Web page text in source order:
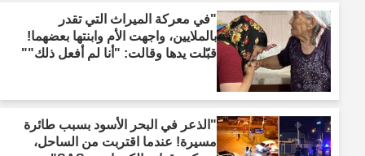
"في معركة الميراث التي تقدر
بالملايين، واجهت الأم وابنتها بعضهما!
قبّلت يدها وقالت: "أنا لم أفعل ذلك""
"الذعر في البحر الأسود بسبب طائرة
مسيرة! عندما اقتربت من الساحل،